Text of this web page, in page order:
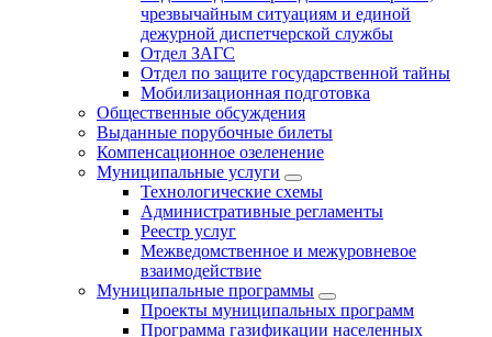
чрезвычайным ситуациям и единой
дежурной диспетчерской службы
Отдел ЗАГС
Отдел по защите государственной тайны
Мобилизационная подготовка
Общественные обсуждения
Выданные порубочные билеты
Компенсационное озеленение
Муниципальные услуги
Технологические схемы
Административные регламенты
Реестр услуг
Межведомственное и межуровневое
взаимодействие
Муниципальные программы
Проекты муниципальных программ
Программа газификации населенных